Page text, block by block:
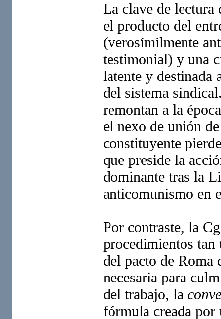
La clave de lectura
el producto del
(verosímilmente
testimonial) y una
latente y destinada
del sistema
remontan a la
el nexo de unión
constituyente
que preside la
dominante tras la
anticomunismo en
Por contraste, la
procedimientos tan
del pacto de Roma
necesaria para
del trabajo, la
fórmula creada por